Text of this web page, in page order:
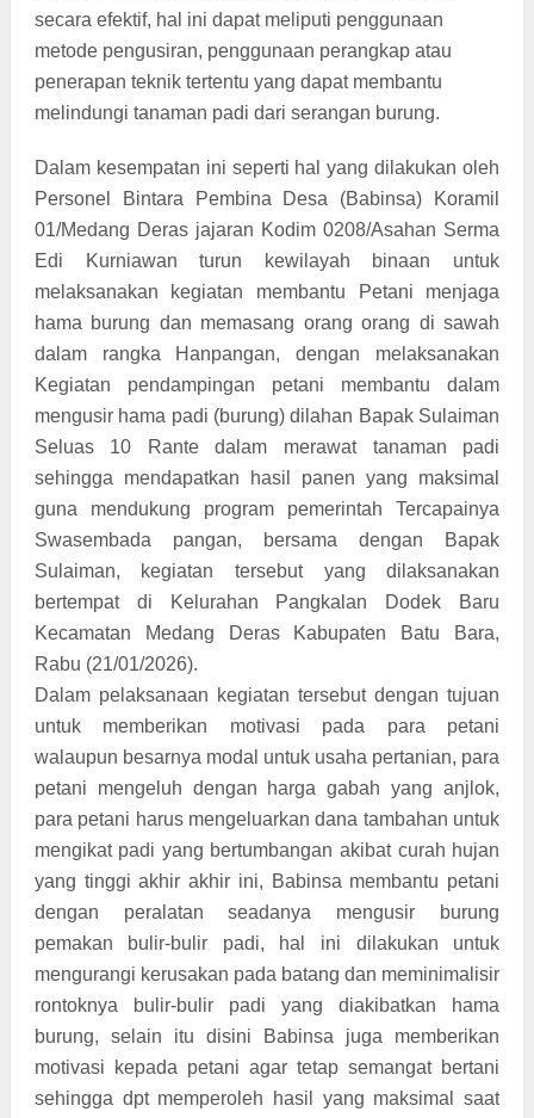
secara efektif, hal ini dapat meliputi penggunaan
metode pengusiran, penggunaan perangkap atau
penerapan teknik tertentu yang dapat membantu
melindungi tanaman padi dari serangan burung.
Dalam kesempatan ini seperti hal yang dilakukan oleh
Personel Bintara Pembina Desa (Babinsa) Koramil
01/Medang Deras jajaran Kodim 0208/Asahan Serma
Edi Kurniawan turun kewilayah binaan untuk
melaksanakan kegiatan membantu Petani menjaga
hama burung dan memasang orang orang di sawah
dalam rangka Hanpangan, dengan melaksanakan
Kegiatan pendampingan petani membantu dalam
mengusir hama padi (burung) dilahan Bapak Sulaiman
Seluas 10 Rante dalam merawat tanaman padi
sehingga mendapatkan hasil panen yang maksimal
guna mendukung program pemerintah Tercapainya
Swasembada pangan, bersama dengan Bapak
Sulaiman, kegiatan tersebut yang dilaksanakan
bertempat di Kelurahan Pangkalan Dodek Baru
Kecamatan Medang Deras Kabupaten Batu Bara,
Rabu (21/01/2026).
Dalam pelaksanaan kegiatan tersebut dengan tujuan
untuk memberikan motivasi pada para petani
walaupun besarnya modal untuk usaha pertanian, para
petani mengeluh dengan harga gabah yang anjlok,
para petani harus mengeluarkan dana tambahan untuk
mengikat padi yang bertumbangan akibat curah hujan
yang tinggi akhir akhir ini, Babinsa membantu petani
dengan peralatan seadanya mengusir burung
pemakan bulir-bulir padi, hal ini dilakukan untuk
mengurangi kerusakan pada batang dan meminimalisir
rontoknya bulir-bulir padi yang diakibatkan hama
burung, selain itu disini Babinsa juga memberikan
motivasi kepada petani agar tetap semangat bertani
sehingga dpt memperoleh hasil yang maksimal saat